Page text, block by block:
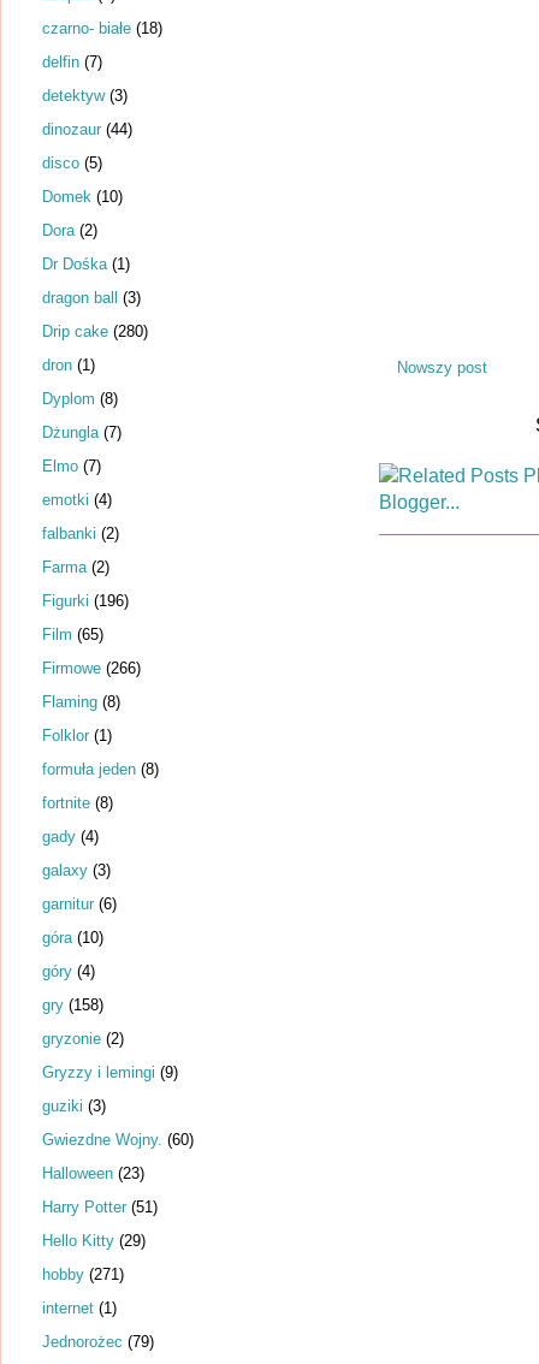
Nowszy post
czarno- białe (18)
delfin (7)
detektyw (3)
dinozaur (44)
disco (5)
Domek (10)
Dora (2)
Dr Dośka (1)
dragon ball (3)
Drip cake (280)
dron (1)
Dyplom (8)
Dżungla (7)
Elmo (7)
emotki (4)
falbanki (2)
Farma (2)
Figurki (196)
Film (65)
Firmowe (266)
Flaming (8)
Folklor (1)
formuła jeden (8)
fortnite (8)
gady (4)
galaxy (3)
garnitur (6)
góra (10)
góry (4)
gry (158)
gryzonie (2)
Gryzzy i lemingi (9)
guziki (3)
Gwiezdne Wojny. (60)
Halloween (23)
Harry Potter (51)
Hello Kitty (29)
hobby (271)
internet (1)
Jednorożec (79)